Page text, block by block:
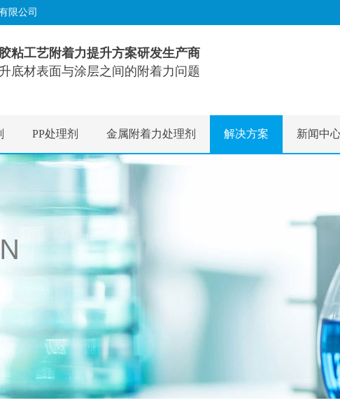
限公司
粘工艺附着力提升方案研发生产商
底材表面与涂层之间的附着力问题
PP处理剂 金属附着力处理剂 解决方案 新闻中